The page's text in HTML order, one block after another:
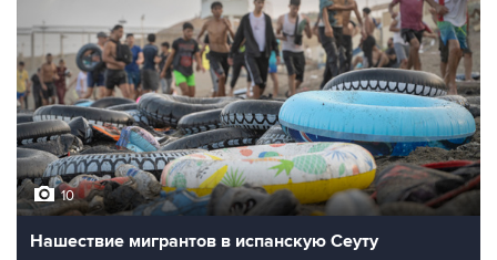
10
Нашествие мигрантов в испанскую Сеуту